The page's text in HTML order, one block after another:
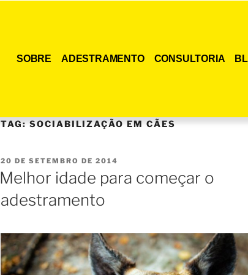
SOBRE ADESTRAMENTO CONSULTORIA
TAG:SOCIABILIZAÇÃO EM CÃES
20 DE SETEMBRO DE 2014
Melhor idade para começar o
adestramento